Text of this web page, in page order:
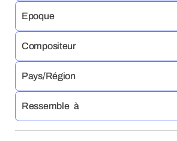
Epoque
Compositeur
Pays/Région
Ressemble à